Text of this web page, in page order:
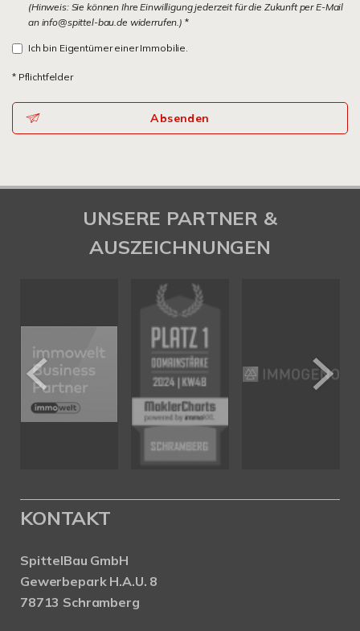
(Hinweis: Sie können Ihre Einwilligung jederzeit für die Zukunft per E-Mail
an info@spittel-bau.de widerrufen.) *
Ich bin Eigentümer einer Immobilie.
* Pflichtfelder
Absenden
UNSERE PARTNER &
AUSZEICHNUNGEN
KONTAKT
SpittelBau GmbH
Gewerbepark H.A.U. 8
78713 Schramberg